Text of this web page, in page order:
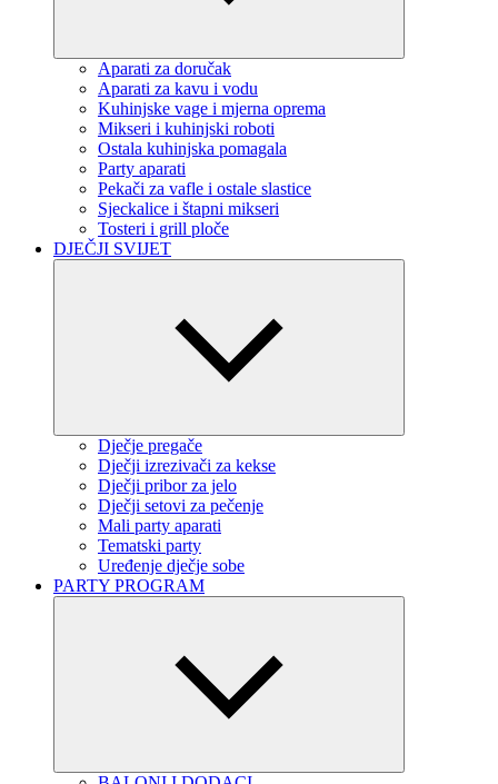
Aparati za doručak
Aparati za kavu i vodu
Kuhinjske vage i mjerna oprema
Mikseri i kuhinjski roboti
Ostala kuhinjska pomagala
Party aparati
Pekači za vafle i ostale slastice
Sjeckalice i štapni mikseri
Tosteri i grill ploče
DJEČJI SVIJET
Dječje pregače
Dječji izrezivači za kekse
Dječji pribor za jelo
Dječji setovi za pečenje
Mali party aparati
Tematski party
Uređenje dječje sobe
PARTY PROGRAM